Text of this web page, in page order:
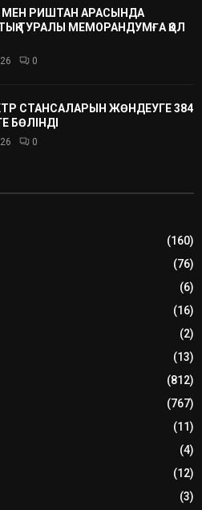
МЕН РИШТАН АРАСЫНДА
ТУРАЛЫ МЕМОРАНДУМҒА ҚОЛ
0
СТАНСАЛАРЫН ЖӨНДЕУГЕ 384
БӨЛІНДІ
0
(160)
(76)
(6)
(16)
(2)
(13)
(812)
(767)
(11)
(4)
(12)
(3)